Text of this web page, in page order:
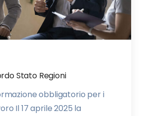
Stato Regioni
obbligatorio per i
Il 17 aprile 2025 la